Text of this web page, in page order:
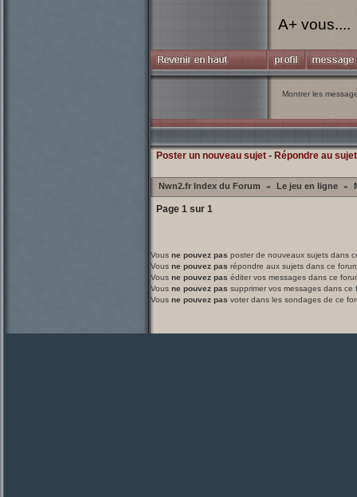
A+ vous....
Montrer les
Poster un nouveau sujet- Répondre au sujet
Nwn2.fr Index du Forum » Le jeu en ligne »
Page 1sur 1
Vous ne pouvez pas poster de nouveaux sujets dans
Vous ne pouvez pas répondre aux sujets dans ce
Vous ne pouvez pas éditer vos messages dans ce
Vous ne pouvez pas supprimer vos messages dans ce
Vous ne pouvez pas voter dans les sondages de ce